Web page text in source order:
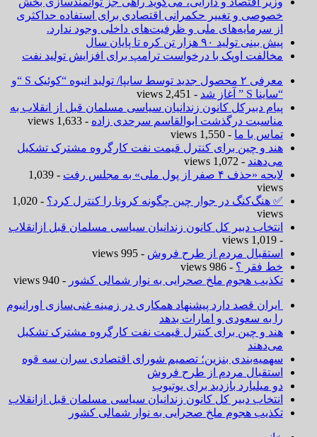
خصوصی و تغییر حکمرانی اقتصادی برای استفاده حداکثری
از سرمایه‌های ملی و ظرفیت‌های داخلی وجود ندارد.
پیش بینی تولید ۹۰ هزار تن کره تا پایان سال
مخالفت اوپک با درخواست ترامپ برای افزایش تولید نفت
معرفی ۲ محصول جدید توسط سایپا/ تولید انبوه “کوئیک S “و
“ساینا S ” آغاز شد
- 2,451 views
پیام دبیرکل کانون زندانیان سیاسی مسلمان قبل از انقلاب به
مناسبت درگذشت ابوالقاسم سرحدی زاده - 1,633 views
تماس با ما - 1,550 views
هند و چین برای کنترل قیمت نفت کارگروه مشترک تشکیل
می‌دهند - 1,072 views
لایحه «حذف ۴ صفر از پول ملی» به مجلس رفت
- 1,039
views
✅ هنگ‌کنگ در جوار چین چگونه کرونا را کنترل کرد؟
- 1,020
views
انتخاب دبیر کل کانون زندانیان سیاسی مسلمان قبل ازانقلاب
- 1,019 views
استقبال مردم از طرح فروش - 995 views
خط فقر ؟ - 986 views
تکذیب هجوم ملخ صحرایی به نوار شمالی کشور - 940 views
ایران قصد دارد پیشنهاد همکاری در زمینه غنی‌سازی اورانیوم
را به سعودی و امارات بدهد
هند و چین برای کنترل قیمت نفت کارگروه مشترک تشکیل
می‌دهند
سهمیه‌بندی بنزین؛ تصمیم شورای اقتصادی سران سه قوه
استقبال مردم از طرح فروش
دو میلیارد بازدید برای یوتیوب
انتخاب دبیر کل کانون زندانیان سیاسی مسلمان قبل ازانقلاب
تکذیب هجوم ملخ صحرایی به نوار شمالی کشور